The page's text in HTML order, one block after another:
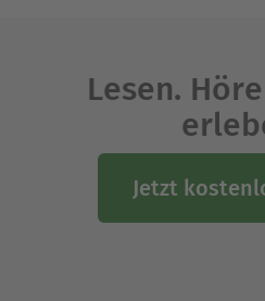
Lesen.
Jetzt